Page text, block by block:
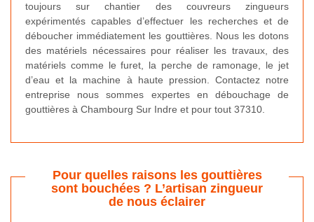
toujours sur chantier des couvreurs zingueurs
expérimentés capables d’effectuer les recherches et de
déboucher immédiatement les gouttières. Nous les dotons
des matériels nécessaires pour réaliser les travaux, des
matériels comme le furet, la perche de ramonage, le jet
d’eau et la machine à haute pression. Contactez notre
entreprise nous sommes expertes en débouchage de
gouttières à Chambourg Sur Indre et pour tout 37310.
Pour quelles raisons les gouttières
sont bouchées ? L’artisan zingueur
de nous éclairer